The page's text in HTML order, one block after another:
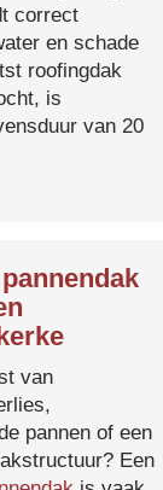
correct
en schade
roofingdak
is
van 20
van
pannen of een
Een